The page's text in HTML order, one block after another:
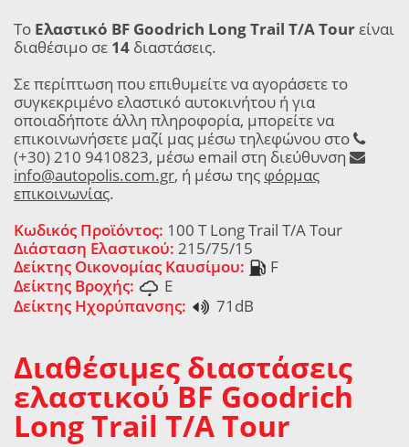
Το Ελαστικό BF Goodrich Long Trail T/A Tourείναι
διαθέσιμο σε 14 διαστάσεις.
Σε περίπτωση που επιθυμείτε να αγοράσετε το
συγκεκριμένο ελαστικό αυτοκινήτου ή για
οποιαδήποτε άλλη πληροφορία, μπορείτε να
επικοινωνήσετε μαζί μας μέσω τηλεφώνου στο
(+30) 210 9410823, μέσω email στη διεύθυνση
info@autopolis.com.gr, ή μέσω της φόρμας
επικοινωνίας.
Κωδικός Προϊόντος: 100 T Long Trail T/A Tour
Διάσταση Ελαστικού: 215/75/15
Δείκτης Οικονομίας Καυσίμου:
F
Δείκτης Βροχής:
E
Δείκτης Ηχορύπανσης:
71dB
Διαθέσιμες διαστάσεις
ελαστικού BF Goodrich
Long Trail T/A Tour